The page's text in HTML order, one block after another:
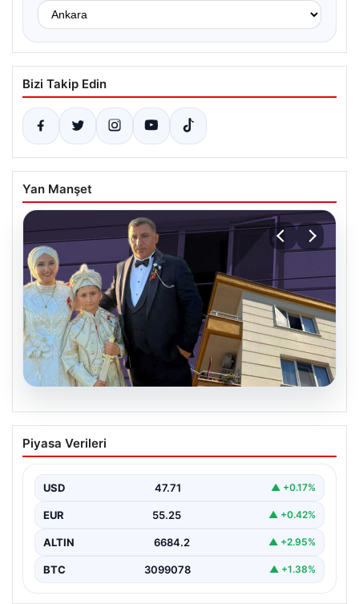
Bizi Takip Edin
Yan Manşet
Çanakkale’de böcek ilaçlaması felakete
dönüştü. Yusuf öldü, annesi yoğun
Piyasa Verileri
USD 47.71 ▲ +0.17%
EUR 55.25 ▲ +0.42%
ALTIN 6684.2 ▲ +2.95%
BTC 3099078 ▲ +1.38%